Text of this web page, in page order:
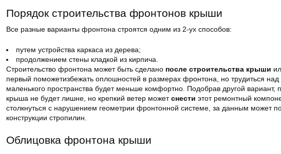
Порядок строительства фронтонов крыши
Все разные варианты фронтона строятся одним из 2-ух способов:
путем устройства каркаса из дерева;
продолжением стены кладкой из кирпича.
Строительство фронтона может быть сделано после строительства крыши
первый поможетизбежать оплошностей в размерах фронтона, но трудиться над
маленького пространства будет меньше комфортно. Подобрав другой вариант,
крыша не будет лишне, но крепкий ветер можетснести этот ремонтный
столкнуться с нарушением геометрии фронтонной системе, за данным может
конструкции стропилин.
Облицовка фронтона крыши